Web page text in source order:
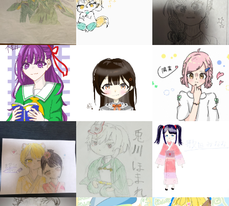
みんなの絵が
見られる